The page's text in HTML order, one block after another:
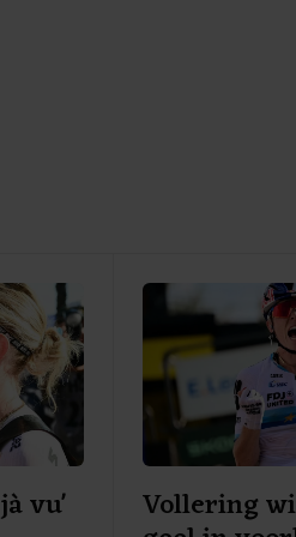
vu' Vollering